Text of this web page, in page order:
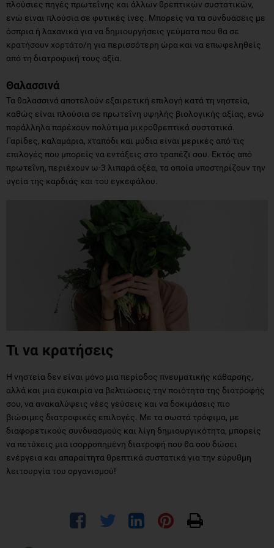
πλούσιες πηγές πρωτεΐνης και άλλων θρεπτικών συστατικών,
ενώ είναι πλούσια σε φυτικές ίνες. Μπορείς να τα συνδυάσεις με
όσπρια ή λαχανικά για να δημιουργήσεις γεύματα που θα σε
κρατήσουν χορτάτο/η για περισσότερη ώρα και να επωφεληθείς
από τη διατροφική τους αξία.
Θαλασσινά
Τα θαλασσινά αποτελούν εξαιρετική επιλογή κατά τη νηστεία,
καθώς είναι πλούσια σε πρωτεΐνη υψηλής βιολογικής αξίας, ενώ
παράλληλα παρέχουν πολύτιμα μικροθρεπτικά συστατικά.
Γαρίδες, καλαμάρια, χταπόδι και μύδια είναι μερικές από τις
επιλογές που μπορείς να εντάξεις στο τραπέζι σου. Εκτός από
πρωτεΐνη, περιέχουν ω-3 λιπαρά οξέα, τα οποία υποστηρίζουν την
υγεία της καρδιάς και του εγκεφάλου.
Τι να κρατήσεις
Η νηστεία δεν είναι μόνο μια περίοδος πνευματικής κάθαρσης,
αλλά και μια ευκαιρία να βελτιώσεις την ποιότητα της διατροφής
σου, να ανακαλύψεις νέες γεύσεις και να δοκιμάσεις πιο
βιώσιμες διατροφικές επιλογές. Με τα σωστά τρόφιμα, με
διαφορετικούς συνδυασμούς και λίγη δημιουργικότητα, μπορείς
να πετύχεις μια ισορροπημένη διατροφή που θα σου δώσει
ενέργεια και απαραίτητα θρεπτικά συστατικά για την εύρυθμη
λειτουργία του οργανισμού!